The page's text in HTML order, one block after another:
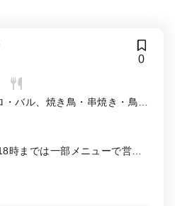
0
バル、焼き鳥・串焼き・鳥料